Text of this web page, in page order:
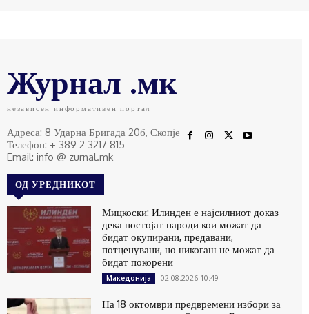
Журнал .мк
независен информативен портал
Адреса: 8 Ударна Бригада 20б, Скопје
Телефон: + 389 2 3217 815
Email: info @ zurnal.mk
ОД УРЕДНИКОТ
Мицкоски: Илинден е најсилниот доказ
дека постојат народи кои можат да
бидат окупирани, предавани,
потценувани, но никогаш не можат да
бидат покорени
Македонија 02.08.2026 10:49
На 18 октомври предвремени избори за